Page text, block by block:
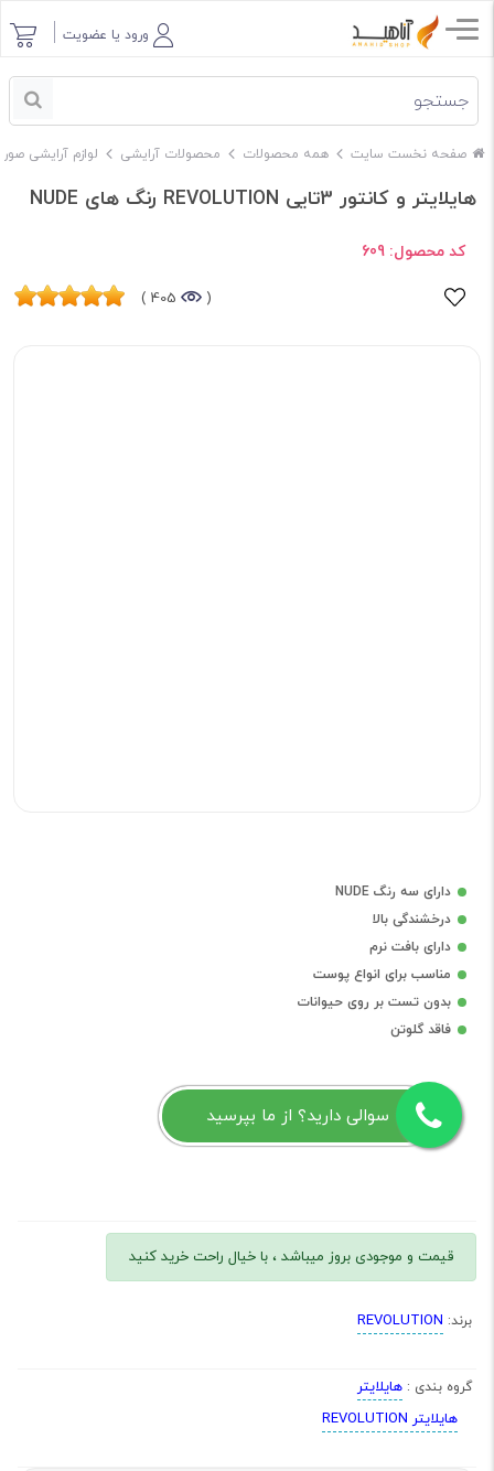
ورود یا عضویت
صفحه نخست سایت همه محصولات محصولات آرایشی لوازم آرایشی
هایلایتر و کانتور 3تایی REVOLUTION رنگ های NUDE
کد محصول: 609
(
405 )
دارای سه رنگ NUDE
درخشندگی بالا
دارای بافت نرم
مناسب برای انواع پوست
بدون تست بر روی حیوانات
فاقد گلوتن
سوالی دارید؟ از ما بپرسید
قیمت و موجودی بروز میباشد ، با خیال راحت خرید کنید
برند: REVOLUTION
گروه بندی : هایلایتر
هایلایتر REVOLUTION